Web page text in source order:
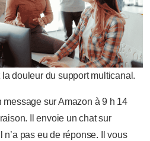
douleur du support multicanal.
sur Amazon à 9 h 14
Il envoie un chat sur
n’a pas eu de réponse. Il vous